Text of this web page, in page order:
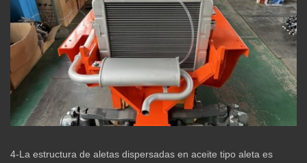
4-La estructura de aletas dispersadas en aceite tipo aleta es